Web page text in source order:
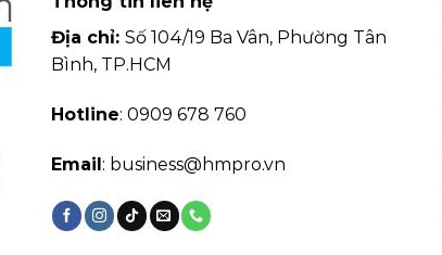
Địa chỉ: Số 104/19 Ba Vân, Phường Tân
Bình, TP.HCM
Hotline: 0909 678 760
Email: business@hmpro.vn